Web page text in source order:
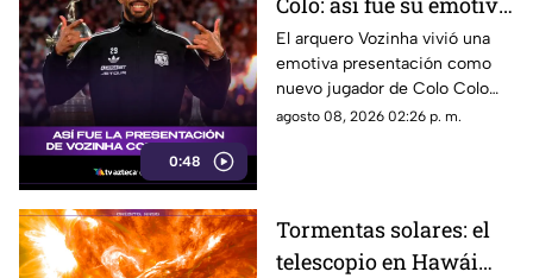
0:48
presentación ante un
Estadio Monumental
abarrotado
El arquero Vozinha vivió una
emotiva presentación como
nuevo jugador de Colo Colo
frente a un Estadio
agosto 08, 2026 02:26 p. m.
Tormentas solares: el
telescopio en Hawái